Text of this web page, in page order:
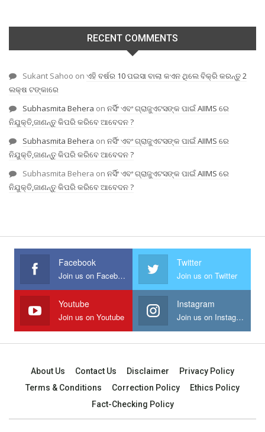
RECENT COMMENTS
Sukant Sahoo on ଏହି ବର୍ଷର 10 ପଇସା ବାଲା କଏନ ଥିଲେ ବିକ୍ରି କରନ୍ତୁ 2
ଲକ୍ଷ ଟଙ୍କାରେ
Subhasmita Behera on ନର୍ସିଂ ଏବଂ ଗ୍ରାଜୁଏଟସଙ୍କ ପାଇଁ AIIMS ରେ
ନିଯୁକ୍ତି,ଜାଣନ୍ତୁ କିପରି କରିବେ ଆବେଦନ ?
Subhasmita Behera on ନର୍ସିଂ ଏବଂ ଗ୍ରାଜୁଏଟସଙ୍କ ପାଇଁ AIIMS ରେ
ନିଯୁକ୍ତି,ଜାଣନ୍ତୁ କିପରି କରିବେ ଆବେଦନ ?
Subhasmita Behera on ନର୍ସିଂ ଏବଂ ଗ୍ରାଜୁଏଟସଙ୍କ ପାଇଁ AIIMS ରେ
ନିଯୁକ୍ତି,ଜାଣନ୍ତୁ କିପରି କରିବେ ଆବେଦନ ?
Facebook
Join us on Facebook
Twitter
Join us on Twitter
Youtube
Join us on Youtube
Instagram
Join us on Instagram
About Us Contact Us Disclaimer
Privacy Policy
Terms & Conditions
Correction Policy
Ethics Policy
Fact-Checking Policy